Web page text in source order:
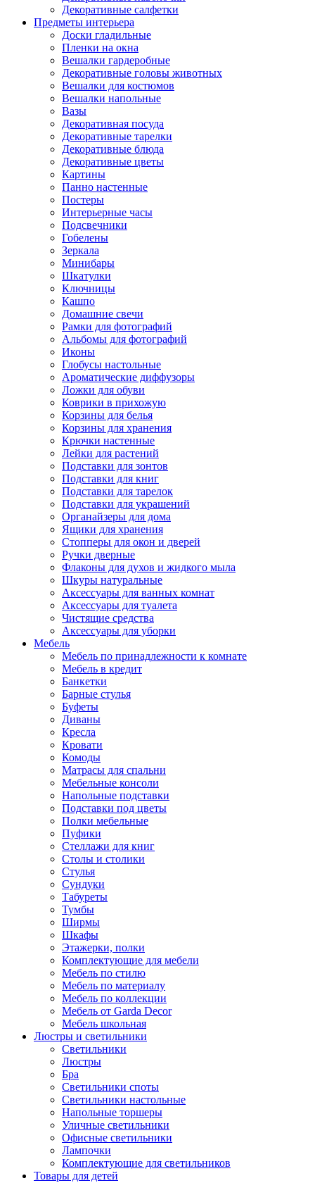
Декоративные салфетки
Предметы интерьера
Доски гладильные
Пленки на окна
Вешалки гардеробные
Декоративные головы животных
Вешалки для костюмов
Вешалки напольные
Вазы
Декоративная посуда
Декоративные тарелки
Декоративные блюда
Декоративные цветы
Картины
Панно настенные
Постеры
Интерьерные часы
Подсвечники
Гобелены
Зеркала
Минибары
Шкатулки
Ключницы
Кашпо
Домашние свечи
Рамки для фотографий
Альбомы для фотографий
Иконы
Глобусы настольные
Ароматические диффузоры
Ложки для обуви
Коврики в прихожую
Корзины для белья
Корзины для хранения
Крючки настенные
Лейки для растений
Подставки для зонтов
Подставки для книг
Подставки для тарелок
Подставки для украшений
Органайзеры для дома
Ящики для хранения
Стопперы для окон и дверей
Ручки дверные
Флаконы для духов и жидкого мыла
Шкуры натуральные
Аксессуары для ванных комнат
Аксессуары для туалета
Чистящие средства
Аксессуары для уборки
Мебель
Мебель по принадлежности к комнате
Мебель в кредит
Банкетки
Барные стулья
Буфеты
Диваны
Кресла
Кровати
Комоды
Матрасы для спальни
Мебельные консоли
Напольные подставки
Подставки под цветы
Полки мебельные
Пуфики
Стеллажи для книг
Столы и столики
Стулья
Сундуки
Табуреты
Тумбы
Ширмы
Шкафы
Этажерки, полки
Комплектующие для мебели
Мебель по стилю
Мебель по материалу
Мебель по коллекции
Мебель от Garda Decor
Мебель школьная
Люстры и светильники
Светильники
Люстры
Бра
Светильники споты
Светильники настольные
Напольные торшеры
Уличные светильники
Офисные светильники
Лампочки
Комплектующие для светильников
Товары для детей